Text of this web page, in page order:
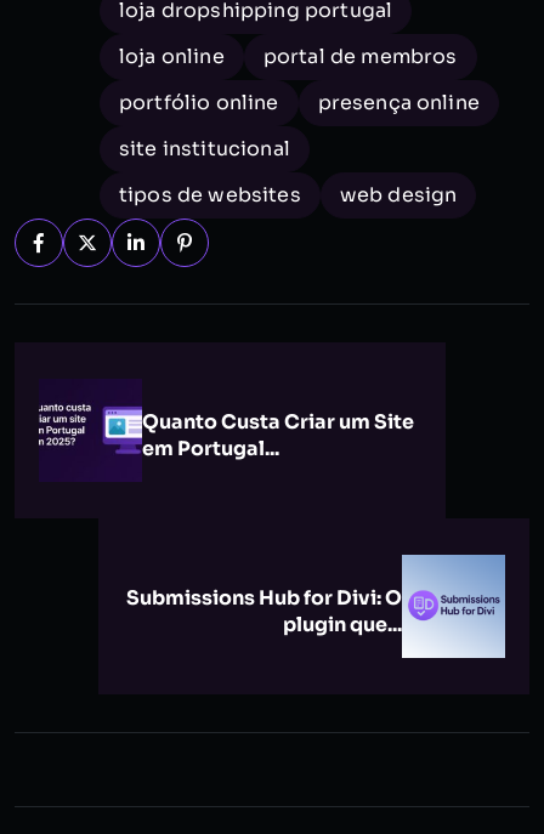
loja dropshipping portugal
loja online
portal de membros
portfólio online
presença online
site institucional
tipos de websites
web design
Quanto Custa Criar um Site
em Portugal...
Submissions Hub for Divi: O
plugin que...